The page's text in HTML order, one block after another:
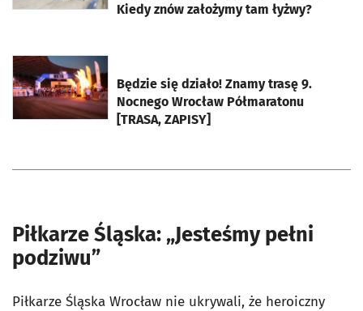
Kiedy znów założymy tam łyżwy?
Będzie się działo! Znamy trasę 9.
Nocnego Wrocław Półmaratonu
[TRASA, ZAPISY]
otworzy się w nowej karcie
Piłkarze Śląska: „Jesteśmy pełni
podziwu”
Piłkarze Śląska Wrocław nie ukrywali, że heroiczny